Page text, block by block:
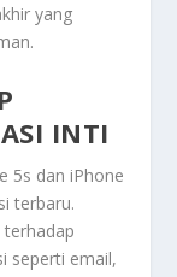
yang
INTI
5s dan iPhone
terbaru.
terhadap
seperti email,